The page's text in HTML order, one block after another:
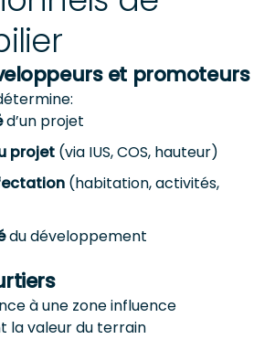
et promoteurs
d’un projet
projet (via IUS, COS, hauteur)
(habitation, activités,
du développement
à une zone influence
la valeur du terrain